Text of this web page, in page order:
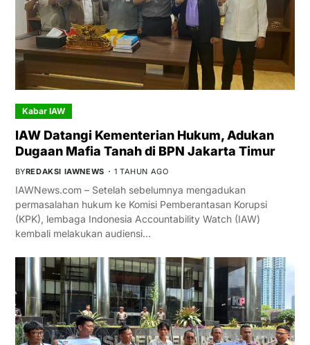
Kabar IAW
IAW Datangi Kementerian Hukum, Adukan
Dugaan Mafia Tanah di BPN Jakarta Timur
BYREDAKSI IAWNEWS 1 TAHUN AGO
IAWNews.com – Setelah sebelumnya mengadukan
permasalahan hukum ke Komisi Pemberantasan Korupsi
(KPK), lembaga Indonesia Accountability Watch (IAW)
kembali melakukan audiensi…